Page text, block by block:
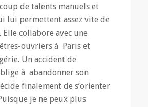
de talents manuels et
lui permettent assez vite de
Elle collabore avec une
ouvriers à Paris et
Un accident de
à abandonner son
finalement de s’orienter
je ne peux plus